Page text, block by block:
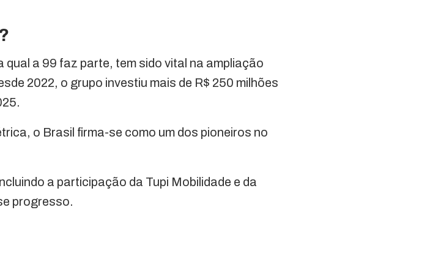
a 99 faz parte, tem sido vital na ampliação
2022, o grupo investiu mais de R$ 250 milhões
o Brasil firma-se como um dos pioneiros no
a participação da Tupi Mobilidade e da
progresso.